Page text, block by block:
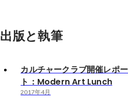
出版と執筆
カルチャークラブ開催レポー
ト：Modern Art Lunch
2017年4月